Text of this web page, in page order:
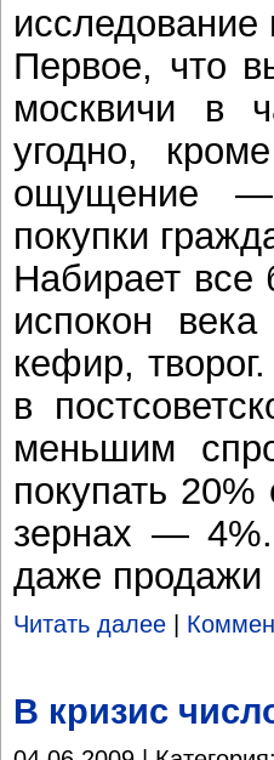
исследование
Первое, что
москвичи в
угодно,
ощущение —
покупки
Набирает все
испокон
кефир,
в
меньшим
покупать
зернах — 4%.
даже
Читать далее
В кризис